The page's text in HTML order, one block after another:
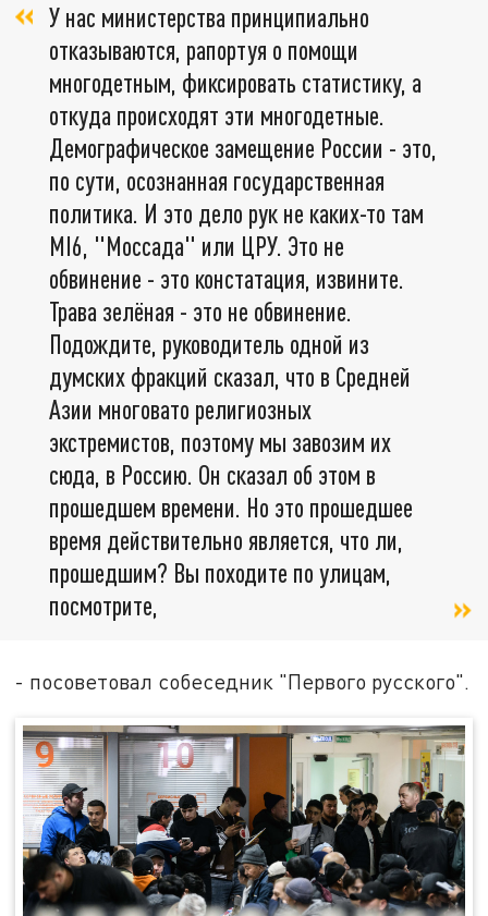
У нас министерства принципиально
отказываются, рапортуя о помощи
многодетным, фиксировать статистику, а
откуда происходят эти многодетные.
Демографическое замещение России - это,
по сути, осознанная государственная
политика. И это дело рук не каких-то там
MI6, "Моссада" или ЦРУ. Это не
обвинение - это констатация, извините.
Трава зелёная - это не обвинение.
Подождите, руководитель одной из
думских фракций сказал, что в Средней
Азии многовато религиозных
экстремистов, поэтому мы завозим их
сюда, в Россию. Он сказал об этом в
прошедшем времени. Но это прошедшее
время действительно является, что ли,
прошедшим? Вы походите по улицам,
посмотрите,
- посоветовал собеседник "Первого русского".